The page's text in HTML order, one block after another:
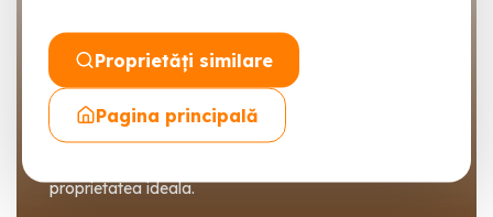
Gasim imobilul potrivit
pentru tine
proprietatea ideala.
Proprietăți similare
Pagina principală